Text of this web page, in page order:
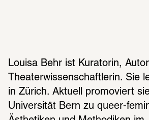
Louisa Behr ist Kuratorin,
Theaterwissenschaftlerin. Sie
in Zürich. Aktuell promoviert
Universität Bern zu queer-